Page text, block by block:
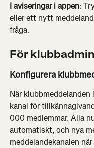
I aviseringar i appen:
eller ett nytt
fråga.
För
Konfigurera
När
kanal för
000 medlemmar. Alla
automatiskt, och nya
meddelandekanalen